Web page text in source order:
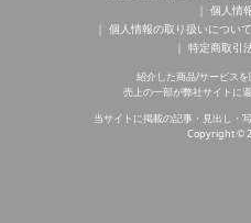
個人情
個人情報の取り扱いについ
特定商取引
紹介した商品/サービスを
売上の一部が弊社サイトに
当サイトに掲載の記事・見出し・
Copyright ©